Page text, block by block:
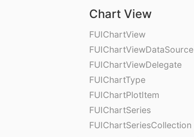
Chart View
FUIChartView
FUIChartViewDataSource
FUIChartViewDelegate
FUIChartType
FUIChartPlotItem
FUIChartSeries
FUIChartSeriesCollection